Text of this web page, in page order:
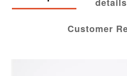
details
Customer